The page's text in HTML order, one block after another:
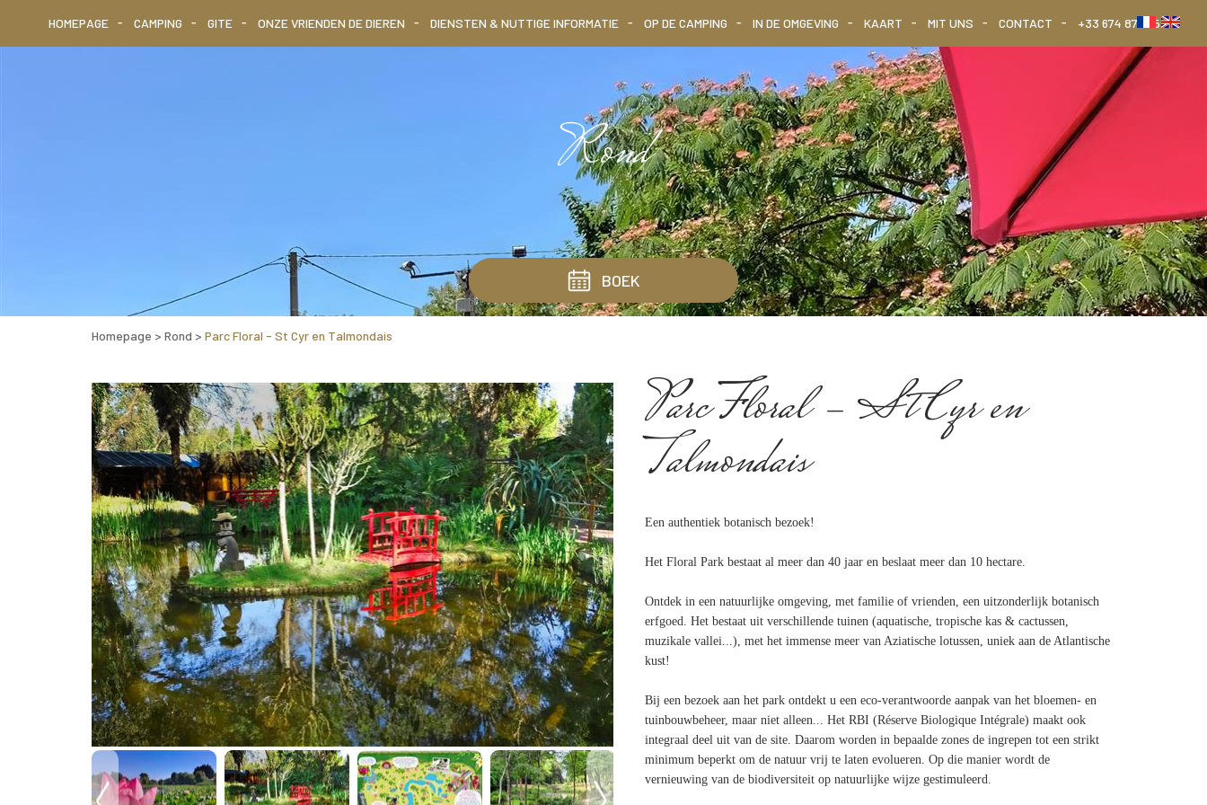
HOMEPAGE CAMPING GITE ONZE VRIENDEN DE DIEREN DIENSTEN & NUTTIGE INFORMATIE OP DE CAMPING IN DE OMGEVING KAART MIT UNS CONTACT +33 674 879 759
Rond
BOEK
Homepage > Rond > Parc Floral - St Cyr en Talmondais
Parc Floral - St Cyr en
Talmondais
Een authentiek botanisch bezoek!
Het Floral Park bestaat al meer dan 40 jaar en beslaat meer dan 10 hectare.
Ontdek in een natuurlijke omgeving, met familie of vrienden, een uitzonderlijk botanisch
erfgoed. Het bestaat uit verschillende tuinen (aquatische, tropische kas & cactussen,
muzikale vallei...), met het immense meer van Aziatische lotussen, uniek aan de Atlantische
kust!
Bij een bezoek aan het park ontdekt u een eco-verantwoorde aanpak van het bloemen- en
tuinbouwbeheer, maar niet alleen... Het RBI (Réserve Biologique Intégrale) maakt ook
integraal deel uit van de site. Daarom worden in bepaalde zones de ingrepen tot een strikt
minimum beperkt om de natuur vrij te laten evolueren. Op die manier wordt de
vernieuwing van de biodiversiteit op natuurlijke wijze gestimuleerd.